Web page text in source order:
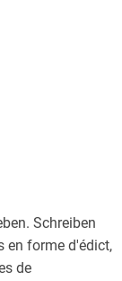
Schreiben
en forme d'édict,
de